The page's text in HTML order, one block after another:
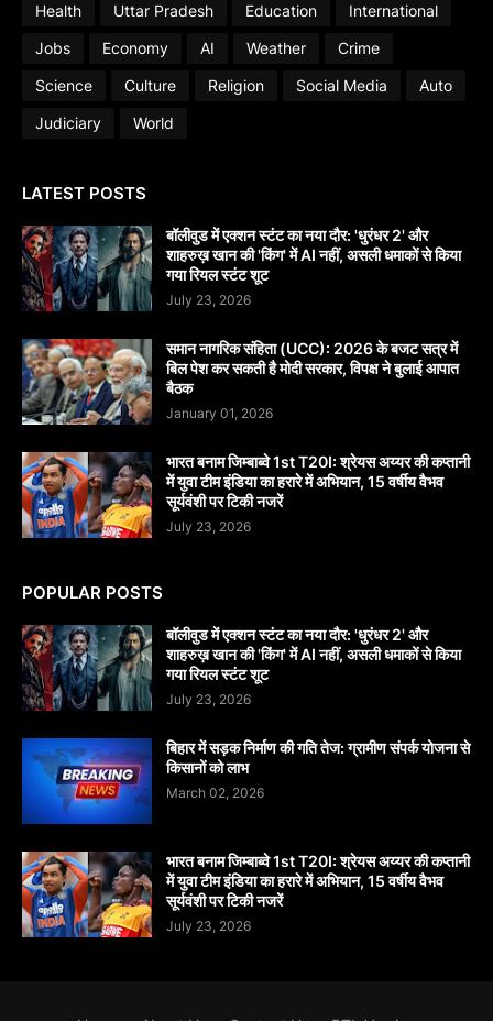
Health
Uttar Pradesh Education
International
Jobs
Economy AI Weather
Crime
Science
Culture Religion Social Media
Auto
Judiciary
World
LATEST POSTS
बॉलीवुड में एक्शन स्टंट का नया दौर: 'धुरंधर 2' और
शाहरुख़ खान की 'किंग' में AI नहीं, असली धमाकों से किया
गया रियल स्टंट शूट
July 23, 2026
समान नागरिक संहिता (UCC): 2026 के बजट सत्र में
बिल पेश कर सकती है मोदी सरकार, विपक्ष ने बुलाई आपात
बैठक
January 01, 2026
भारत बनाम जिम्बाब्वे 1st T20I: श्रेयस अय्यर की कप्तानी
में युवा टीम इंडिया का हरारे में अभियान, 15 वर्षीय वैभव
सूर्यवंशी पर टिकी नजरें
July 23, 2026
POPULAR POSTS
बॉलीवुड में एक्शन स्टंट का नया दौर: 'धुरंधर 2' और
शाहरुख़ खान की 'किंग' में AI नहीं, असली धमाकों से किया
गया रियल स्टंट शूट
July 23, 2026
बिहार में सड़क निर्माण की गति तेज: ग्रामीण संपर्क योजना से
किसानों को लाभ
March 02, 2026
भारत बनाम जिम्बाब्वे 1st T20I: श्रेयस अय्यर की कप्तानी
में युवा टीम इंडिया का हरारे में अभियान, 15 वर्षीय वैभव
सूर्यवंशी पर टिकी नजरें
July 23, 2026